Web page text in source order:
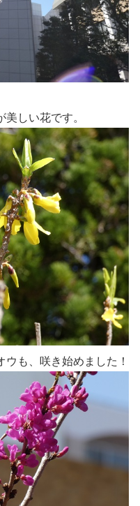
しい花です。
も、咲き始めました！